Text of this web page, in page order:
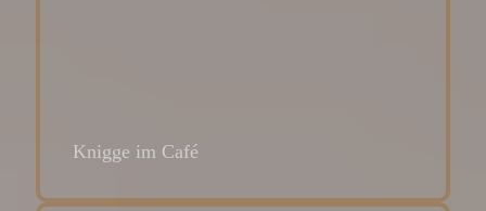
Knigge im Café